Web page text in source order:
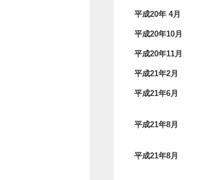
平成20年 4月
平成20年10月
平成20年11月
平成21年2月
平成21年6月
平成21年8月
平成21年8月